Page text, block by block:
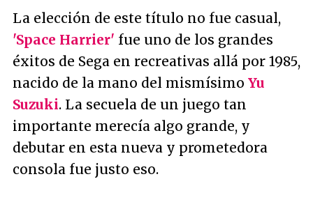
La elección de este título no fue casual,
'Space Harrier' fue uno de los grandes
éxitos de Sega en recreativas allá por 1985,
nacido de la mano del mismísimo Yu
Suzuki. La secuela de un juego tan
importante merecía algo grande, y
debutar en esta nueva y prometedora
consola fue justo eso.